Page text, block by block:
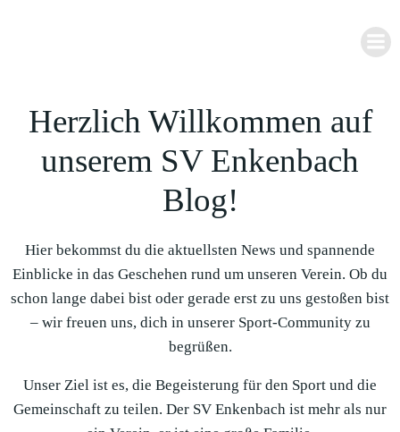
Herzlich Willkommen auf
unserem SV Enkenbach
Blog!
Hier bekommst du die aktuellsten News und spannende
Einblicke in das Geschehen rund um unseren Verein. Ob du
schon lange dabei bist oder gerade erst zu uns gestoßen bist
– wir freuen uns, dich in unserer Sport-Community zu
begrüßen.
Unser Ziel ist es, die Begeisterung für den Sport und die
Gemeinschaft zu teilen. Der SV Enkenbach ist mehr als nur